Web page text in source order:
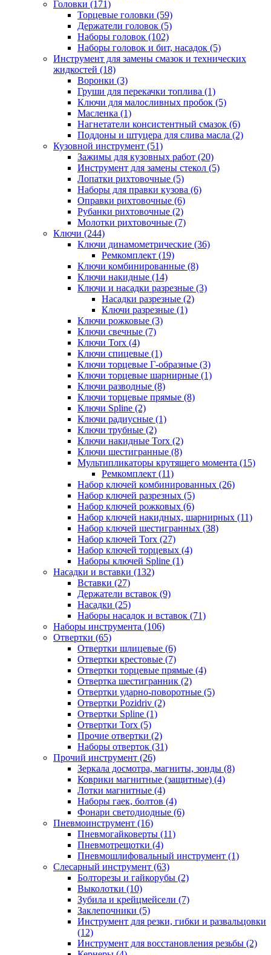
Головки (171)
Торцевые головки (59)
Держатели головок (5)
Наборы головок (102)
Наборы головок и бит, насадок (5)
Инструмент для замены смазок и технических
жидкостей (18)
Воронки (3)
Груши для перекачки топлива (1)
Ключи для малосливных пробок (5)
Масленка (1)
Нагнетатели консистентный смазок (6)
Поддоны и штуцера для слива масла (2)
Кузовной инструмент (51)
Зажимы для кузовных работ (20)
Инструмент для замены стекол (5)
Лопатки рихтовочные (5)
Наборы для правки кузова (6)
Оправки рихтовочные (6)
Рубанки рихтовочные (2)
Молотки рихтовочные (7)
Ключи (244)
Ключи динамометрические (36)
Ремкомплект (19)
Ключи комбинированные (8)
Ключи накидные (14)
Ключи и насадки разрезные (3)
Насадки разрезные (2)
Ключи разрезные (1)
Ключи рожковые (3)
Ключи свечные (7)
Ключи Torx (4)
Ключи спицевые (1)
Ключи торцевые Г-образные (3)
Ключи торцевые шарнирные (1)
Ключи разводные (8)
Ключи торцевые прямые (8)
Ключи Spline (2)
Ключи радиусные (1)
Ключи трубные (2)
Ключи накидные Torx (2)
Ключи шестигранные (8)
Мультипликаторы крутящего момента (15)
Ремкомплект (11)
Набор ключей комбинированных (26)
Набор ключей разрезных (5)
Набор ключей рожковых (6)
Набор ключей накидных, шарнирных (11)
Набор ключей шестигранных (38)
Набор ключей Torx (27)
Набор ключей торцевых (4)
Наборы ключей Spline (1)
Насадки и вставки (132)
Вставки (27)
Держатели вставок (9)
Насадки (25)
Наборы насадок и вставок (71)
Наборы инструмента (106)
Отвертки (65)
Отвертки шлицевые (6)
Отвертки крестовые (7)
Отвертки торцевые прямые (4)
Отвертка шестигранник (2)
Отвертки ударно-поворотные (5)
Отвертки Pozidriv (2)
Отвертки Spline (1)
Отвертки Torx (5)
Прочие отвертки (2)
Наборы отверток (31)
Прочий инструмент (26)
Зеркала досмотра, магниты, зонды (8)
Коврики магнитные (защитные) (4)
Лотки магнитные (4)
Наборы гаек, болтов (4)
Фонари светодиодные (6)
Пневмоинструмент (16)
Пневмогайковерты (11)
Пневмотрещотки (4)
Пневмошлифовальный инструмент (1)
Слесарный инструмент (63)
Болторезы и гайкорубы (2)
Выколотки (10)
Зубила и крейцмейсели (7)
Заклепочники (5)
Инструмент для резки, гибки и развальцовки
(12)
Инструмент для восстановления резьбы (2)